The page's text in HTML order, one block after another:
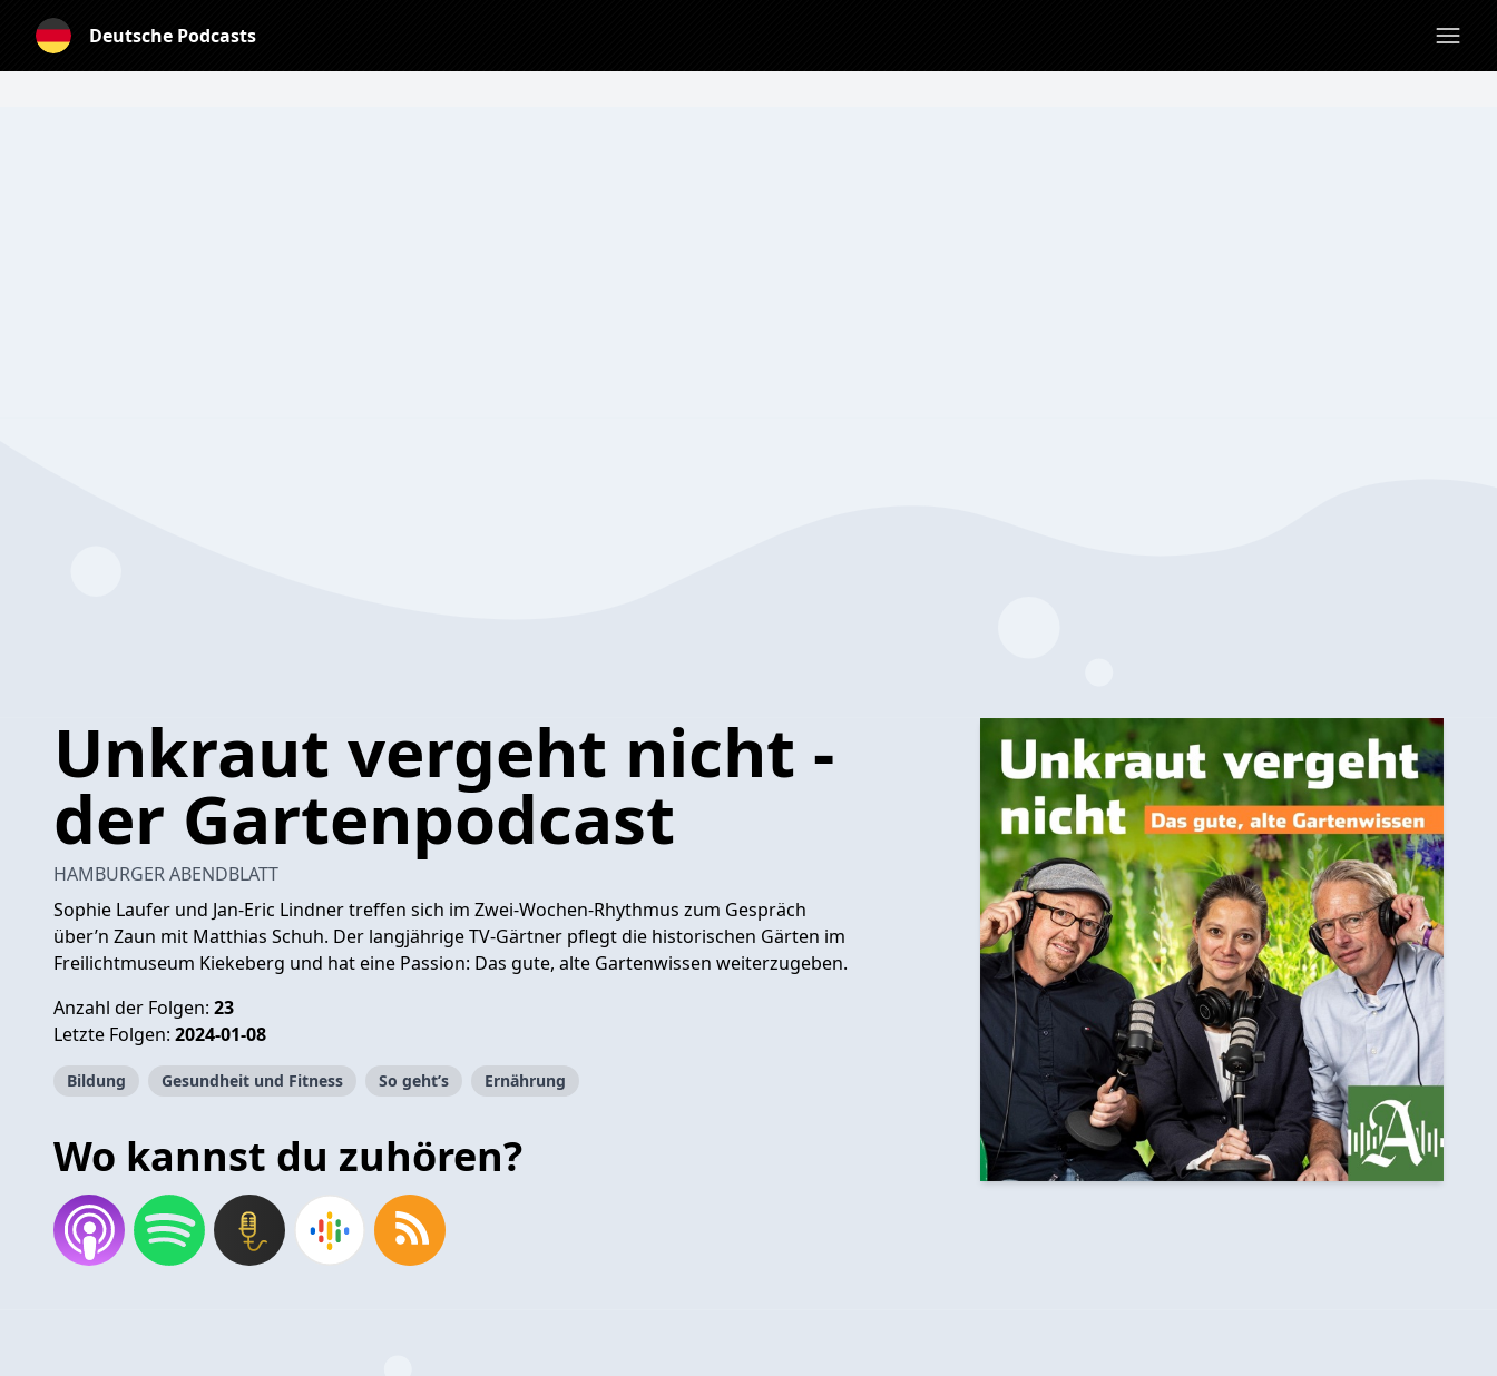
Deutsche Podcasts
Unkraut vergeht nicht -
der Gartenpodcast
HAMBURGER ABENDBLATT
Sophie Laufer und Jan-Eric Lindner treffen sich im Zwei-Wochen-Rhythmus zum Gespräch
über’n Zaun mit Matthias Schuh. Der langjährige TV-Gärtner pflegt die historischen Gärten im
Freilichtmuseum Kiekeberg und hat eine Passion: Das gute, alte Gartenwissen weiterzugeben.
Anzahl der Folgen: 23
Letzte Folgen: 2024-01-08
Bildung Gesundheit und Fitness So geht’s Ernährung
Wo kannst du zuhören?